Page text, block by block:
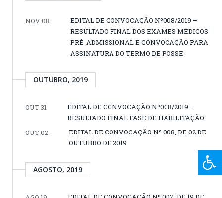
NOV 08
EDITAL DE CONVOCAÇÃO Nº008/2019 –
RESULTADO FINAL DOS EXAMES MÉDICOS
PRÉ-ADMISSIONAL E CONVOCAÇÃO PARA
ASSINATURA DO TERMO DE POSSE
OUTUBRO, 2019
OUT 31
EDITAL DE CONVOCAÇÃO Nº008/2019 –
RESULTADO FINAL FASE DE HABILITAÇÃO
OUT 02
EDITAL DE CONVOCAÇÃO Nº 008, DE 02 DE
OUTUBRO DE 2019
AGOSTO, 2019